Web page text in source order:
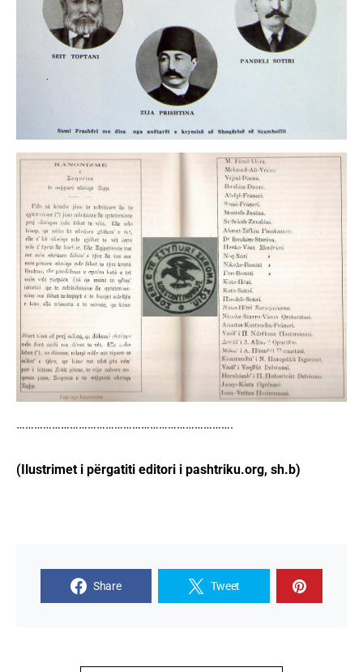
……………………………………………………………….
(Ilustrimet i përgatiti editori i pashtriku.org, sh.b)
Share Tweet